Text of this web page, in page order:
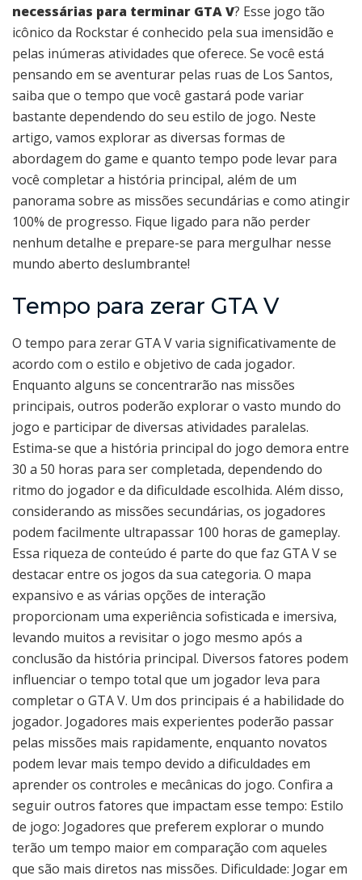
necessárias para terminar GTA V? Esse jogo tão
icônico da Rockstar é conhecido pela sua imensidão e
pelas inúmeras atividades que oferece. Se você está
pensando em se aventurar pelas ruas de Los Santos,
saiba que o tempo que você gastará pode variar
bastante dependendo do seu estilo de jogo. Neste
artigo, vamos explorar as diversas formas de
abordagem do game e quanto tempo pode levar para
você completar a história principal, além de um
panorama sobre as missões secundárias e como atingir
100% de progresso. Fique ligado para não perder
nenhum detalhe e prepare-se para mergulhar nesse
mundo aberto deslumbrante!
Tempo para zerar GTA V
O tempo para zerar GTA V varia significativamente de
acordo com o estilo e objetivo de cada jogador.
Enquanto alguns se concentrarão nas missões
principais, outros poderão explorar o vasto mundo do
jogo e participar de diversas atividades paralelas.
Estima-se que a história principal do jogo demora entre
30 a 50 horas para ser completada, dependendo do
ritmo do jogador e da dificuldade escolhida. Além disso,
considerando as missões secundárias, os jogadores
podem facilmente ultrapassar 100 horas de gameplay.
Essa riqueza de conteúdo é parte do que faz GTA V se
destacar entre os jogos da sua categoria. O mapa
expansivo e as várias opções de interação
proporcionam uma experiência sofisticada e imersiva,
levando muitos a revisitar o jogo mesmo após a
conclusão da história principal. Diversos fatores podem
influenciar o tempo total que um jogador leva para
completar o GTA V. Um dos principais é a habilidade do
jogador. Jogadores mais experientes poderão passar
pelas missões mais rapidamente, enquanto novatos
podem levar mais tempo devido a dificuldades em
aprender os controles e mecânicas do jogo. Confira a
seguir outros fatores que impactam esse tempo: Estilo
de jogo: Jogadores que preferem explorar o mundo
terão um tempo maior em comparação com aqueles
que são mais diretos nas missões. Dificuldade: Jogar em